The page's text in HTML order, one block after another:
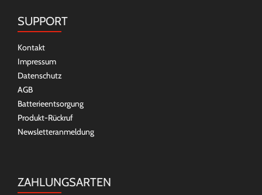
SUPPORT
Kontakt
Impressum
Datenschutz
AGB
Batterieentsorgung
Produkt-Rückruf
Newsletteranmeldung
ZAHLUNGSARTEN